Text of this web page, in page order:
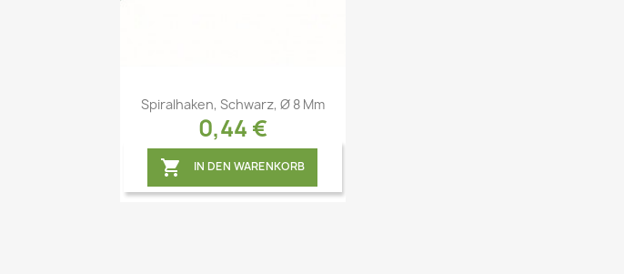
Vorschau
Spiralhaken, Schwarz, Ø 8 Mm
0,44 €
 IN DEN WARENKORB